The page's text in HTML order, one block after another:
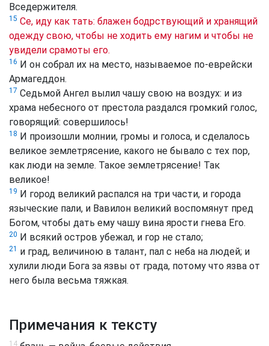
Вседержителя.
15 Се, иду как тать: блажен бодрствующий и хранящий
одежду свою, чтобы не ходить ему нагим и чтобы не
увидели срамоты его.
16 И он собрал их на место, называемое по-еврейски
Армагеддон.
17 Седьмой Ангел вылил чашу свою на воздух: и из
храма небесного от престола раздался громкий голос,
говорящий: совершилось!
18 И произошли молнии, громы и голоса, и сделалось
великое землетрясение, какого не бывало с тех пор,
как люди на земле. Такое землетрясение! Так
великое!
19 И город великий распался на три части, и города
языческие пали, и Вавилон великий воспомянут пред
Богом, чтобы дать ему чашу вина ярости гнева Его.
20 И всякий остров убежал, и гор не стало;
21 и град, величиною в талант, пал с неба на людей; и
хулили люди Бога за язвы от града, потому что язва от
него была весьма тяжкая.
Примечания к тексту
14